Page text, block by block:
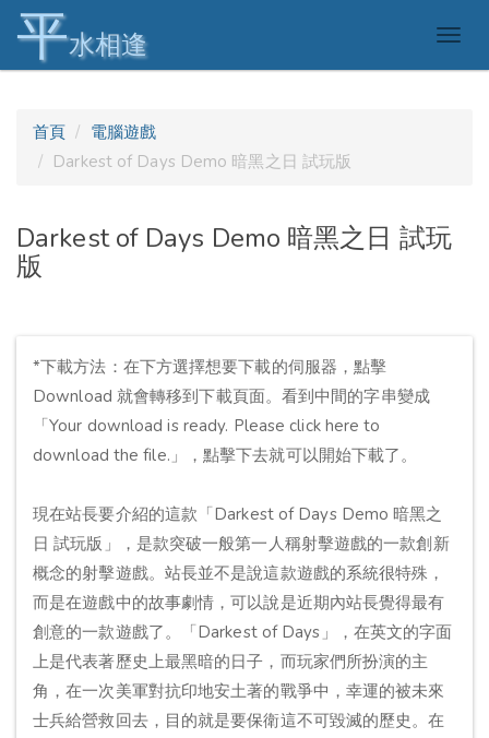
平水相逢
首頁
電腦遊戲
Darkest of Days Demo 暗黑之日 試玩版
Darkest of Days Demo 暗黑之日 試玩
版
*下載方法：在下方選擇想要下載的伺服器，點擊
Download 就會轉移到下載頁面。看到中間的字串變成
「Your download is ready. Please click here to
download the file.」，點擊下去就可以開始下載了。
現在站長要介紹的這款「Darkest of Days Demo 暗黑之
日 試玩版」，是款突破一般第一人稱射擊遊戲的一款創新
概念的射擊遊戲。站長並不是說這款遊戲的系統很特殊，
而是在遊戲中的故事劇情，可以說是近期內站長覺得最有
創意的一款遊戲了。「Darkest of Days」，在英文的字面
上是代表著歷史上最黑暗的日子，而玩家們所扮演的主
角，在一次美軍對抗印地安土著的戰爭中，幸運的被未來
士兵給營救回去，目的就是要保衛這不可毀滅的歷史。在